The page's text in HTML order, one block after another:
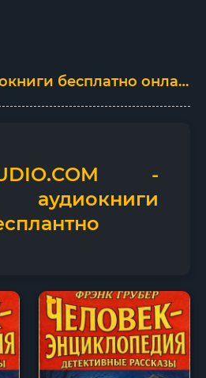
бесплатно онлайн
.COM -
аудиокниги